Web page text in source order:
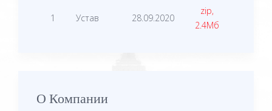
1 Устав 28.09.2020
zip,
2.4Мб
О Компании